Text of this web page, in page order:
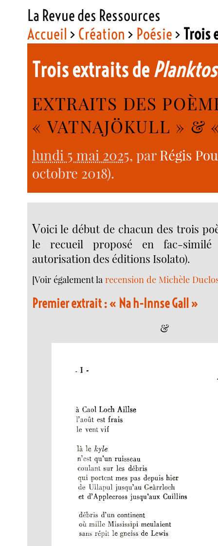
La Revue des Ressources
Accueil > Création > Poésie> Trois
Trois extraits dePlanktos
EXTRAITS DES
« VATNAJÖKULL » &
lundi 5 mai 2025, parRégis
octobre 2018).
Voici le début de chacun des trois
le recueil proposé en fac-similé
autorisation des éditions Isolato).
[Voir également larecension de Michèle
Premier extrait : « Na h-Innse Gall »
&